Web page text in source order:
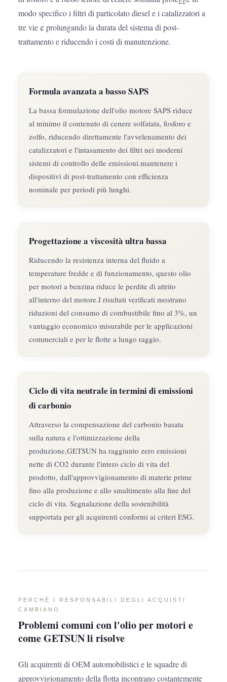
modo specifico i filtri di particolato diesel e i catalizzatori a
tre vie ¢ prolungando la durata del sistema di post-
trattamento e riducendo i costi di manutenzione.
Formula avanzata a basso SAPS
La bassa formulazione dell'olio motore SAPS riduce
al minimo il contenuto di cenere solfatata, fosforo e
zolfo, riducendo direttamente l'avvelenamento dei
catalizzatori e l'intasamento dei filtri nei moderni
sistemi di controllo delle emissioni.mantenere i
dispositivi di post-trattamento con efficienza
nominale per periodi più lunghi.
Progettazione a viscosità ultra bassa
Riducendo la resistenza interna del fluido a
temperature fredde e di funzionamento, questo olio
per motori a benzina riduce le perdite di attrito
all'interno del motore.I risultati verificati mostrano
riduzioni del consumo di combustibile fino al 3%, un
vantaggio economico misurabile per le applicazioni
commerciali e per le flotte a lungo raggio.
Ciclo di vita neutrale in termini di emissioni
di carbonio
Attraverso la compensazione del carbonio basata
sulla natura e l'ottimizzazione della
produzione,GETSUN ha raggiunto zero emissioni
nette di CO2 durante l'intero ciclo di vita del
prodotto, dall'approvvigionamento di materie prime
fino alla produzione e allo smaltimento alla fine del
ciclo di vita. Segnalazione della sostenibilità
supportata per gli acquirenti conformi ai criteri ESG.
PERCHÉ I RESPONSABILI DEGLI ACQUISTI
CAMBIANO
Problemi comuni con l'olio per motori e
come GETSUN li risolve
Gli acquirenti di OEM automobilistici e le squadre di
approvvigionamento della flotta incontrano costantemente